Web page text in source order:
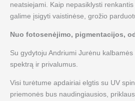
neatsiejami. Kaip nepasiklysti
galime įsigyti vaistinėse, grožio
Nuo fotosenėjimo, pigmentacijos,
Su gydytoju Andriumi Jurėnu kalbamės
spektrą ir privalumus.
Visi turėtume apdairiai elgtis su UV
priemonės bus naudingiausios,